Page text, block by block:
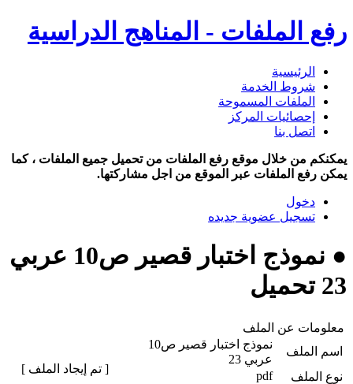
رفع الملفات - المناهج الدراسية
الرئيسية
شروط الخدمة
الملفات المسموحة
إحصائيات المركز
اتصل بنا
يمكنكم من خلال موقع رفع الملفات من تحميل جميع الملفات ، كما
يمكن رفع الملفات عبر الموقع من اجل مشاركتها.
دخول
تسجيل عضوية جديده
● نموذج اختبار قصير ص10 عربي
23 تحميل
معلومات عن الملف
اسم الملف
نموذج اختبار قصير ص10
عربي 23
نوع الملف
pdf
[ تم إيجاد الملف ]